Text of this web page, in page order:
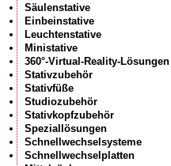
Säulenstative
Einbeinstative
Leuchtenstative
Ministative
360°-Virtual-Reality-Lösungen
Stativzubehör
Stativfüße
Studiozubehör
Stativkopfzubehör
Speziallösungen
Schnellwechselsysteme
Schnellwechselplatten